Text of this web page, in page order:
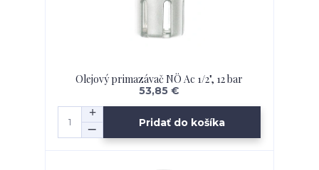
Olejový primazávač NÖ Ac 1/2", 12 bar
53,85 €
Pridať do košíka